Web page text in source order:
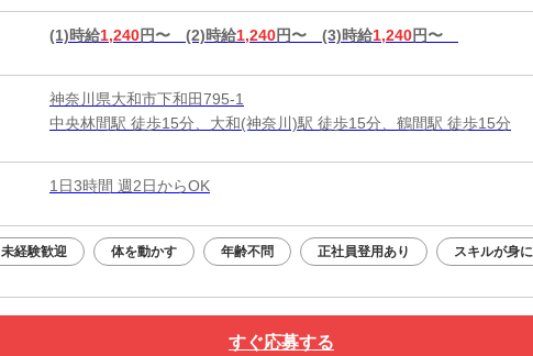
(1)時給1,240円〜 (2)時給1,240円〜 (3)時給1,240円〜
神奈川県大和市下和田795-1
中央林間駅 徒歩15分、大和(神奈川)駅 徒歩15分、鶴間駅 徒歩15分
1日3時間 週2日からOK
未経験歓迎 体を動かす 年齢不問 正社員登用あり スキルが身
すぐ応募する